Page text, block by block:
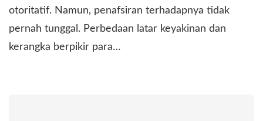
otoritatif. Namun, penafsiran terhadapnya tidak
pernah tunggal. Perbedaan latar keyakinan dan
kerangka berpikir para…